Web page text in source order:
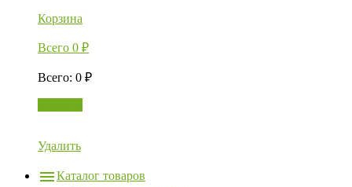
Корзина
Всего 0 ₽
Всего: 0 ₽
Удалить
Каталог товаров